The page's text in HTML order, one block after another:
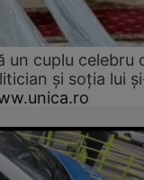
un cuplu celebru
și soția lui